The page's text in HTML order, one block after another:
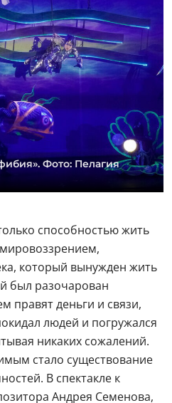
Фото: Пелагия
способностью жить
который вынужден жить
был разочарован
правят деньги и связи,
людей и погружался
никаких сожалений.
стало существование
В спектакле к
Андрея Семенова,